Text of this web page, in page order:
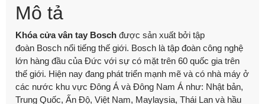
Mô tả
Khóa cửa vân tay Bosch được sản xuất bởi tập
đoàn Bosch nổi tiếng thế giới. Bosch là tập đoàn công nghệ
lớn hàng đầu của Đức với sự có mặt trên 60 quốc gia trên
thế giới. Hiện nay đang phát triển mạnh mẽ và có nhà máy ở
các nước khu vực Đông Á và Đông Nam Á như: Nhật bản,
Trung Quốc, Ấn Độ, Việt Nam, Maylaysia, Thái Lan và hầu